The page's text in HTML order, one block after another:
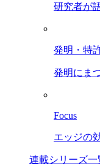
研究者が
発明・特
発明にま
Focus
エッジの
連載シリーズ一